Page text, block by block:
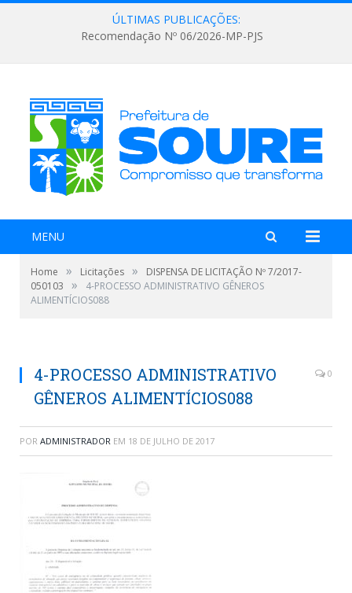
ÚLTIMAS PUBLICAÇÕES:
Recomendação Nº 06/2026-MP-PJS
MENU
Home » Licitações »
DISPENSA DE LICITAÇÃO Nº 7/2017-
050103
»
4-PROCESSO ADMINISTRATIVO GÊNEROS
ALIMENTÍCIOS088
4-PROCESSO ADMINISTRATIVO
GÊNEROS ALIMENTÍCIOS088
0
POR ADMINISTRADOR EM 18 DE JULHO DE 2017